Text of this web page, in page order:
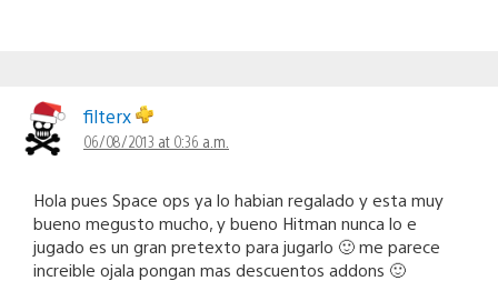
filterx
06/08/2013 at 0:36 a.m.
Hola pues Space ops ya lo habian regalado y esta muy
bueno megusto mucho, y bueno Hitman nunca lo e
jugado es un gran pretexto para jugarlo 🙂 me parece
increible ojala pongan mas descuentos addons 🙂